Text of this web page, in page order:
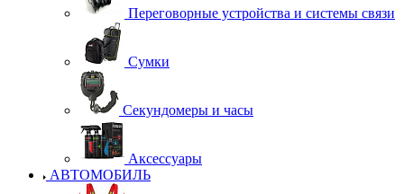
Переговорные устройства и системы связи
Сумки
Секундомеры и часы
Аксессуары
АВТОМОБИЛЬ